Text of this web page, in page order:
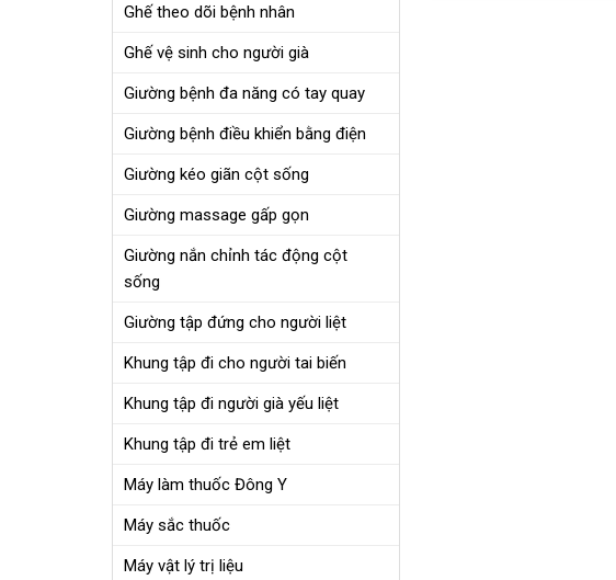
Ghế theo dõi bệnh nhân
Ghế vệ sinh cho người già
Giường bệnh đa năng có tay quay
Giường bệnh điều khiển bằng điện
Giường kéo giãn cột sống
Giường massage gấp gọn
Giường nắn chỉnh tác động cột
sống
Giường tập đứng cho người liệt
Khung tập đi cho người tai biến
Khung tập đi người già yếu liệt
Khung tập đi trẻ em liệt
Máy làm thuốc Đông Y
Máy sắc thuốc
Máy vật lý trị liệu